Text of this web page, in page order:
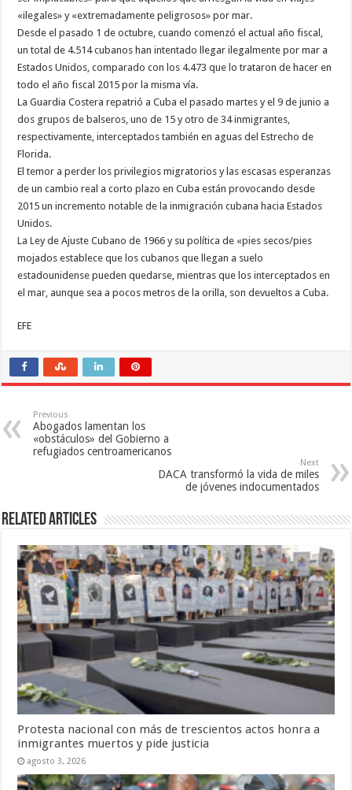
«ilegales» y «extremadamente peligrosos» por mar.
Desde el pasado 1 de octubre, cuando comenzó el actual año fiscal,
un total de 4.514 cubanos han intentado llegar ilegalmente por mar a
Estados Unidos, comparado con los 4.473 que lo trataron de hacer en
todo el año fiscal 2015 por la misma vía.
La Guardia Costera repatrió a Cuba el pasado martes y el 9 de junio a
dos grupos de balseros, uno de 15 y otro de 34 inmigrantes,
respectivamente, interceptados también en aguas del Estrecho de
Florida.
El temor a perder los privilegios migratorios y las escasas esperanzas
de un cambio real a corto plazo en Cuba están provocando desde
2015 un incremento notable de la inmigración cubana hacia Estados
Unidos.
La Ley de Ajuste Cubano de 1966 y su política de «pies secos/pies
mojados establece que los cubanos que llegan a suelo
estadounidense pueden quedarse, mientras que los interceptados en
el mar, aunque sea a pocos metros de la orilla, son devueltos a Cuba.
EFE
Previous
Abogados lamentan los
«obstáculos» del Gobierno a
refugiados centroamericanos
Next
DACA transformó la vida de miles
de jóvenes indocumentados
Related Articles
Protesta nacional con más de trescientos actos honra a
inmigrantes muertos y pide justicia
agosto 3, 2026